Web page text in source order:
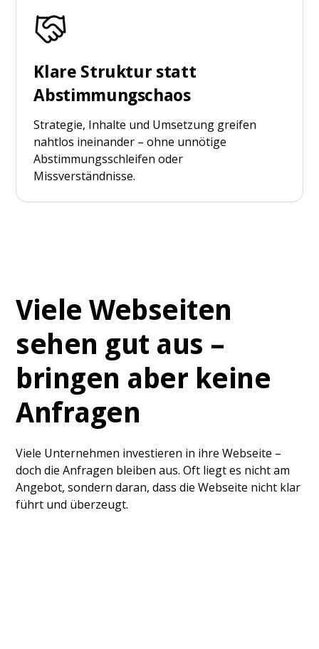
Klare Struktur statt
Abstimmungschaos
Strategie, Inhalte und Umsetzung greifen
nahtlos ineinander – ohne unnötige
Abstimmungsschleifen oder
Missverständnisse.
Viele Webseiten
sehen gut aus –
bringen aber keine
Anfragen
Viele Unternehmen investieren in ihre Webseite –
doch die Anfragen bleiben aus. Oft liegt es nicht am
Angebot, sondern daran, dass die Webseite nicht klar
führt und überzeugt.